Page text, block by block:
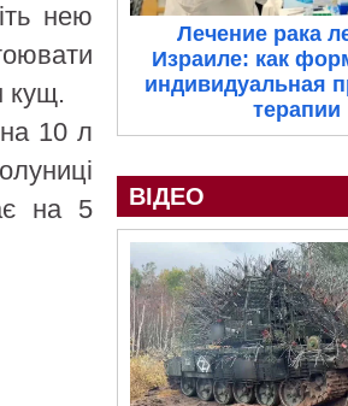
нею
кущ.
10 л
на 5
Лечение рака
Израиле: как
индивидуальная
терапии
ВІДЕО